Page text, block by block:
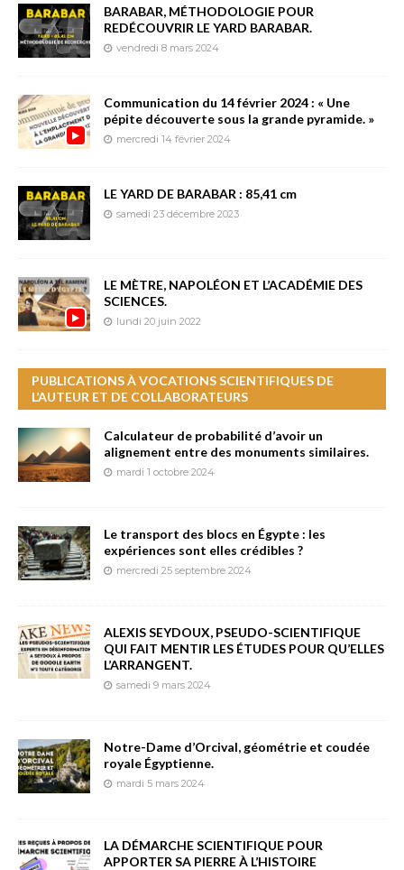
BARABAR, MÉTHODOLOGIE POUR
REDÉCOUVRIR LE YARD BARABAR.
vendredi 8 mars 2024
Communication du 14 février 2024 : « Une
pépite découverte sous la grande pyramide. »
mercredi 14 février 2024
LE YARD DE BARABAR : 85,41 cm
samedi 23 décembre 2023
LE MÈTRE, NAPOLÉON ET L’ACADÉMIE DES
SCIENCES.
lundi 20 juin 2022
PUBLICATIONS À VOCATIONS SCIENTIFIQUES DE
L’AUTEUR ET DE COLLABORATEURS
Calculateur de probabilité d’avoir un
alignement entre des monuments similaires.
mardi 1 octobre 2024
Le transport des blocs en Égypte : les
expériences sont elles crédibles ?
mercredi 25 septembre 2024
ALEXIS SEYDOUX, PSEUDO-SCIENTIFIQUE
QUI FAIT MENTIR LES ÉTUDES POUR QU’ELLES
L’ARRANGENT.
samedi 9 mars 2024
Notre-Dame d’Orcival, géométrie et coudée
royale Égyptienne.
mardi 5 mars 2024
LA DÉMARCHE SCIENTIFIQUE POUR
APPORTER SA PIERRE À L’HISTOIRE